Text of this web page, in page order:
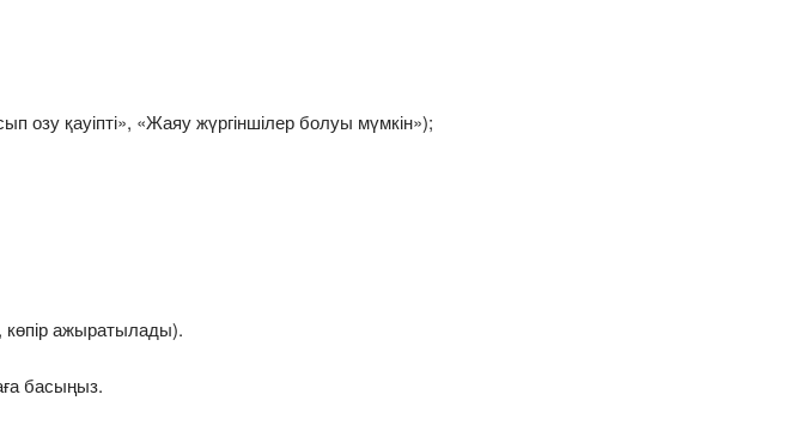
озу қауіпті», «Жаяу жүргіншілер болуы мүмкін»);
ажыратылады).
басыңыз.